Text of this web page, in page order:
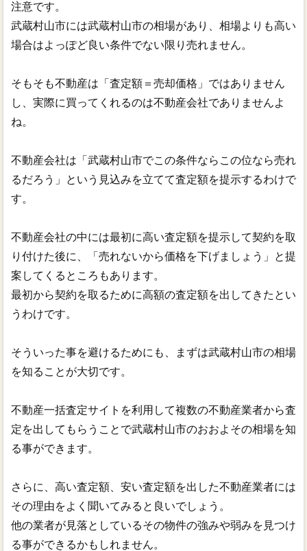
注意です。
武蔵村山市には武蔵村山市の相場があり、相場よりも高い
場合はよっぽど良い条件でない限り売れません。
そもそも不動産は「査定額＝売却価格」ではありません
し、実際に買ってくれるのは不動産会社でありませんよ
ね。
不動産会社は「武蔵村山市でこの条件ならこの位なら売れ
るだろう」という見込みを立てて査定額を提示するわけで
す。
不動産会社の中には最初に高い査定額を提示して契約を取
り付けた後に、「売れないから価格を下げましょう」と提
案してくるところもあります。
最初から契約を取るために高額の査定額を出してきたとい
うわけです。
そういった事を避けるためにも、まずは武蔵村山市の相場
を知ることが大切です。
不動産一括査定サイトを利用して複数の不動産業者から査
定を出してもらうことで武蔵村山市のおおよその相場を知
る事ができます。
さらに、高い査定額、安い査定額を出した不動産業者には
その理由をよく聞いてみると良いでしょう。
他の業者が見落としているその物件の強みや弱みを見つけ
る事ができるかもしれません。